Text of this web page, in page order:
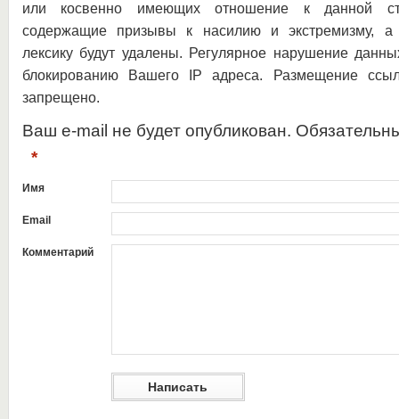
или косвенно имеющих отношение к данной
содержащие призывы к насилию и экстремизму, а
лексику будут удалены. Регулярное нарушение
блокированию Вашего IP адреса. Размещение
запрещено.
Ваш e-mail не будет опубликован.
*
Имя
Email
Комментарий